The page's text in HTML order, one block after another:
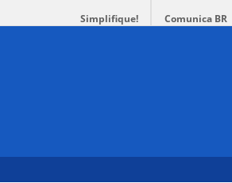
Simplifique! Comunica BR